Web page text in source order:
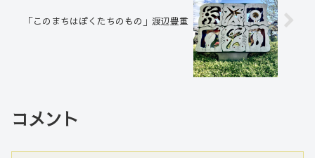
「このまちはぼくたちのもの」渡辺豊重
コメント